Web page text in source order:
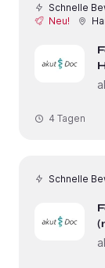
Schnelle
Neu!
4 Tagen
Schnelle